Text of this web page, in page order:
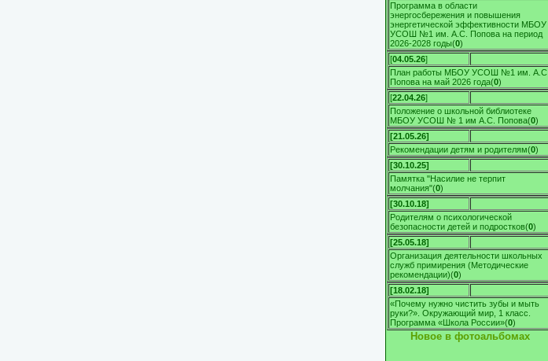
Программа в области
энергосбережения и повышения
энергетической эффективности МБОУ
УСОШ №1 им. А.С. Попова на период
2026-2028 годы(0)
[04.05.26]
План работы МБОУ УСОШ №1 им.
Попова на май 2026 года(0)
[22.04.26]
Положение о школьной библиотеке
МБОУ УСОШ № 1 им А.С. Попова(0)
[21.05.26]
Рекомендации детям и родителям(0)
[30.10.25]
Памятка "Насилие не терпит
молчания"(0)
[30.10.18]
Родителям о психологической
безопасности детей и подростков(0)
[25.05.18]
Организация деятельности школьных
служб примирения (Методические
рекомендации)(0)
[18.02.18]
«Почему нужно чистить зубы и мыть
руки?». Окружающий мир, 1 класс.
Программа «Школа России»(0)
Новое в фотоальбомах